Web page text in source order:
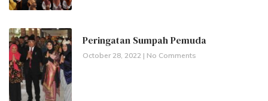
Peringatan Sumpah Pemuda
October 28, 2022 No Comments